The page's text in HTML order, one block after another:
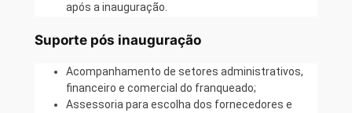
após a inauguração.
Suporte pós inauguração
Acompanhamento de setores administrativos,
financeiro e comercial do franqueado;
Assessoria para escolha dos fornecedores e